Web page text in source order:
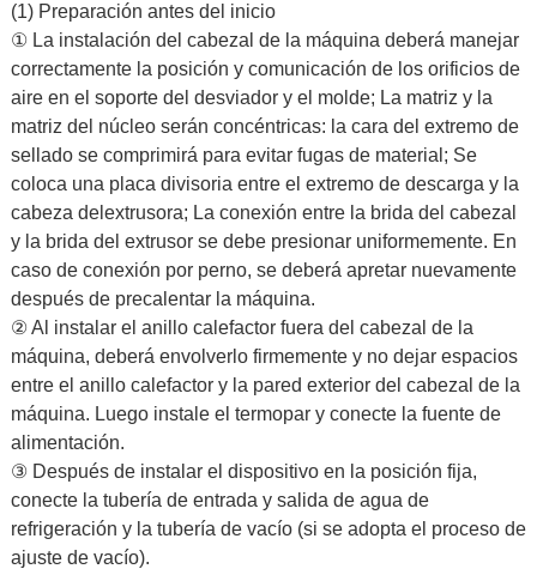
(1) Preparación antes del inicio
① La instalación del cabezal de la máquina deberá manejar
correctamente la posición y comunicación de los orificios de
aire en el soporte del desviador y el molde; La matriz y la
matriz del núcleo serán concéntricas: la cara del extremo de
sellado se comprimirá para evitar fugas de material; Se
coloca una placa divisoria entre el extremo de descarga y la
cabeza del extrusora; La conexión entre la brida del cabezal
y la brida del extrusor se debe presionar uniformemente. En
caso de conexión por perno, se deberá apretar nuevamente
después de precalentar la máquina.
② Al instalar el anillo calefactor fuera del cabezal de la
máquina, deberá envolverlo firmemente y no dejar espacios
entre el anillo calefactor y la pared exterior del cabezal de la
máquina. Luego instale el termopar y conecte la fuente de
alimentación.
③ Después de instalar el dispositivo en la posición fija,
conecte la tubería de entrada y salida de agua de
refrigeración y la tubería de vacío (si se adopta el proceso de
ajuste de vacío).